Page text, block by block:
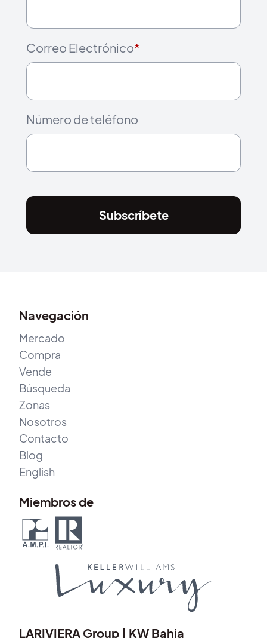
Correo Electrónico*
Número de teléfono
Subscríbete
Navegación
Mercado
Compra
Vende
Búsqueda
Zonas
Nosotros
Contacto
Blog
English
Miembros de
LARIVIERA Group | KW Bahia